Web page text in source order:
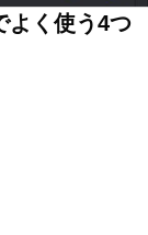
よく使う4つ